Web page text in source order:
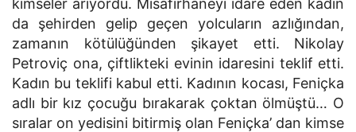
kimseler arıyordu. Misafirhaneyi idare eden kadın
da şehirden gelip geçen yolcuların azlığından,
zamanın kötülüğünden şikayet etti. Nikolay
Petroviç ona, çiftlikteki evinin idaresini teklif etti.
Kadın bu teklifi kabul etti. Kadının kocası, Feniçka
adlı bir kız çocuğu bırakarak çoktan ölmüştü… O
sıralar on yedisini bitirmiş olan Feniçka’ dan kimse